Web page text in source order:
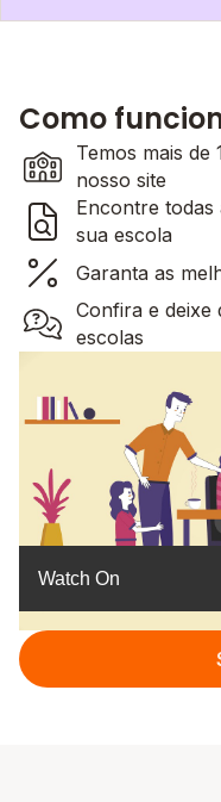
Como
Temos mais de
nosso site
Encontre
sua escola
Garanta as
Confira e deixe
escolas
Watch On